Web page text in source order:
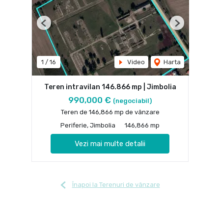
1 / 16 Video Harta
Previous Next
Teren intravilan 146.866 mp | Jimbolia
990,000 € (negociabil)
Teren de 146,866 mp de vânzare
Periferie, Jimbolia
146,866 mp
Vezi mai multe detalii
Înapoi la Terenuri de vânzare